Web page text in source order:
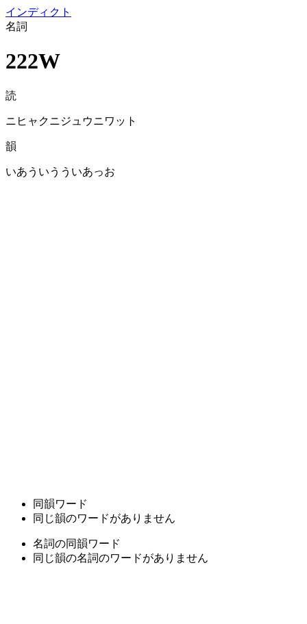
インディクト
名詞
222W
読
ニヒャクニジュウニワット
韻
いあういうういあっお
同韻ワード
同じ韻のワードがありません
名詞の同韻ワード
同じ韻の名詞のワードがありません